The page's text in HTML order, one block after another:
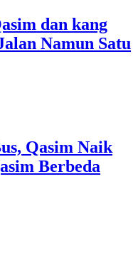
dan kang
Namun Satu
Qasim Naik
Berbeda